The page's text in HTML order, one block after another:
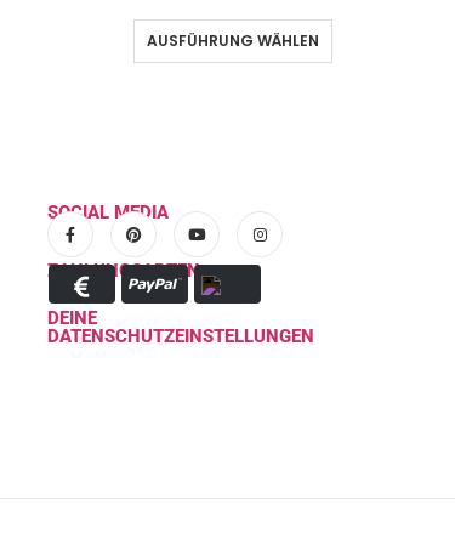
AUSFÜHRUNG WÄHLEN
SOCIAL MEDIA
ZAHLUNGSARTEN
DEINE
DATENSCHUTZEINSTELLUNGEN